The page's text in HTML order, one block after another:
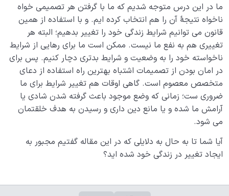
ما در این درس متوجه شدیم که ما با گرفتن هر تصمیمی خواه
ناخواه نتیجۀ آن را هم انتخاب کرده ایم. و با استفاده از همین
قانون می توانیم شرایط زندگی خود را تغییر بدهیم؛ البته هر
تغییری هم به نفع ما نیست. ممکن است ما برای رهایی از شرایط
ناخواسته خود را به وضعیت و شرایط بدتری دچار کنیم. پس برای
در امان بودن از تصمیمات اشتباه بهترین راه استفاده از دعای
متخصص معصوم است. گاهی اوقات هم تغییر شرایط برای ما
ضروری ست؛ زمانی که وضع موجود باعث گرفته شدن شادی یا
آرامش ما شده و یا مانع دین داری و رسیدن به هدف خلقتمان
می شود.
آیا شما تا به حال به دلایلی که در این مقاله گفتیم مجبور به
ایجاد تغییر در زندگی خود شده اید؟